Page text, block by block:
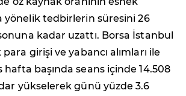
yönelik tedbirlerin süresini 26
kadar uzattı. Borsa İstanbul
girişi ve yabancı alımları ile
hafta başında seans içinde 14.508
yükselerek günü yüzde 3.6